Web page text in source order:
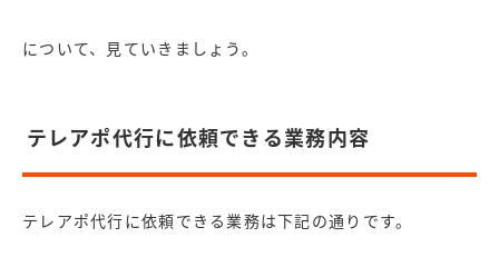
について、見ていきましょう。
テレアポ代行に依頼できる業務内容
テレアポ代行に依頼できる業務は下記の通りです。